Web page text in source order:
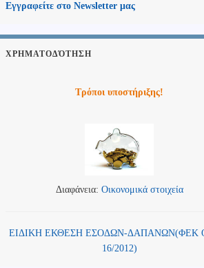
Εγγραφείτε στο Newsletter μας
ΧΡΗΜΑΤΟΔΌΤΗΣΗ
Τρόποι υποστήριξης!
Διαφάνεια: Οικονομικά στοιχεία
ΕΙΔΙΚΗ ΕΚΘΕΣΗ ΕΣΟΔΩΝ-ΔΑΠΑΝΩΝ(ΦΕΚ
16/2012)